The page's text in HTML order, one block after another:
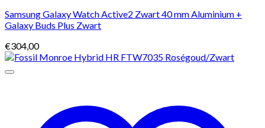
Samsung Galaxy Watch Active2 Zwart 40 mm Aluminium +
Galaxy Buds Plus Zwart
€304,00